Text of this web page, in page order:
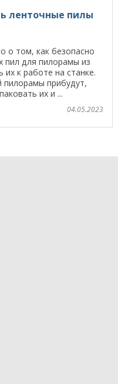
ленточные пилы
о том, как безопасно
пил для пилорамы из
их к работе на станке.
пилорамы прибудут,
их и ...
04.05.2023